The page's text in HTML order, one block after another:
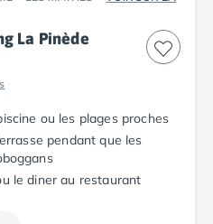
La Pinède
ou les plages proches
pendant que les
le diner au restaurant